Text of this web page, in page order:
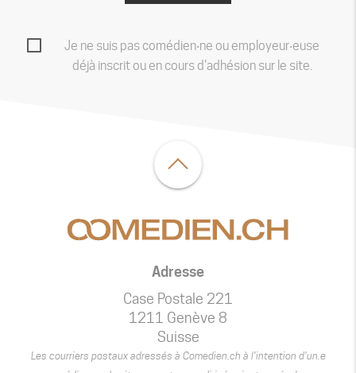
Je ne suis pas comédien‧ne ou employeur‧euse
déjà inscrit ou en cours d'adhésion sur le site.
Adresse
Case Postale 221
1211 Genève 8
Suisse
Les courriers postaux adressés à Comedien.ch à l’intention d’un.e